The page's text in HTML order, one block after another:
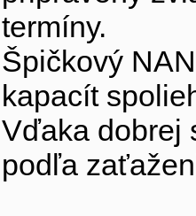
termíny.
Špičkový
kapacít
Vďaka dobrej
podľa